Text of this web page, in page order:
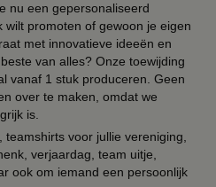
nu een gepersonaliseerd
promoten of gewoon je eigen
met innovatieve ideeën en
van alles? Onze toewijding
vanaf 1 stuk produceren. Geen
over te maken, omdat we
is.
teamshirts voor jullie vereniging,
verjaardag, team uitje,
ook om iemand een persoonlijk